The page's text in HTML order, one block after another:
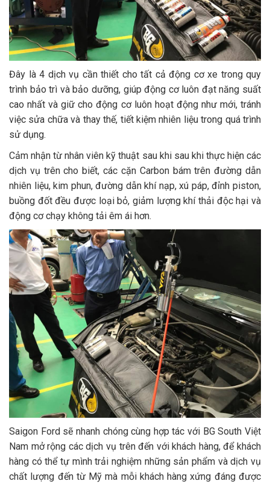
Đây là 4 dịch vụ cần thiết cho tất cả động cơ xe trong quy
trình bảo trì và bảo dưỡng, giúp động cơ luôn đạt năng suất
cao nhất và giữ cho động cơ luôn hoạt động như mới, tránh
việc sửa chữa và thay thế, tiết kiệm nhiên liệu trong quá trình
sử dụng.
Cảm nhận từ nhân viên kỹ thuật sau khi sau khi thực hiện các
dịch vụ trên cho biết, các cặn Carbon bám trên đường dẫn
nhiên liệu, kim phun, đường dẫn khí nạp, xú páp, đỉnh piston,
buồng đốt đều được loại bỏ, giảm lượng khí thải độc hại và
động cơ chạy không tải êm ái hơn.
Saigon Ford sẽ nhanh chóng cùng hợp tác với BG South Việt
Nam mở rộng các dịch vụ trên đến với khách hàng, để khách
hàng có thể tự mình trải nghiệm những sản phẩm và dịch vụ
chất lượng đến từ Mỹ mà mỗi khách hàng xứng đáng được